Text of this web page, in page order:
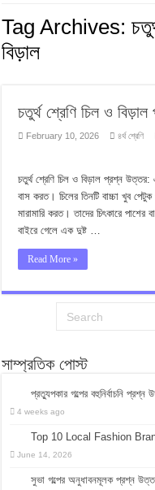
Tag Archives:
বিড়াল
চতুর্থ শ্রেণি চিল ও
February 10, 2026 ৪র্থ শ্রেণি
চতুর্থ শ্রেণি চিল ও বিড়াল প্রশ্ন
বাস করত। চিলের তিনটি বাচ্চা খুব
মারামারি করত। তাদের চিৎকারে
বাইরে গেলে এক দুষ্ট …
Read More »
সাম্প্রতিক পোস্ট
প্রত্যুপকার গল্পের বহুনির্বাচনি প্রশ্ন
4 weeks ago
Top 10 Local Fashion
June 14, 2026
সুভা গল্পের অনুধাবনমূলক প্রশ্ন